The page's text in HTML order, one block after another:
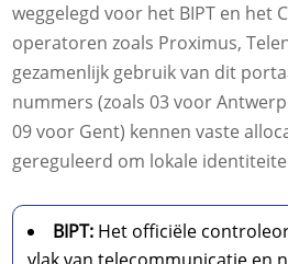
weggelegd voor het BIPT en het
operatoren zoals Proximus,
gezamenlijk gebruik van dit
nummers (zoals 03 voor
09 voor Gent) kennen vaste
gereguleerd om lokale
BIPT: Het officiële